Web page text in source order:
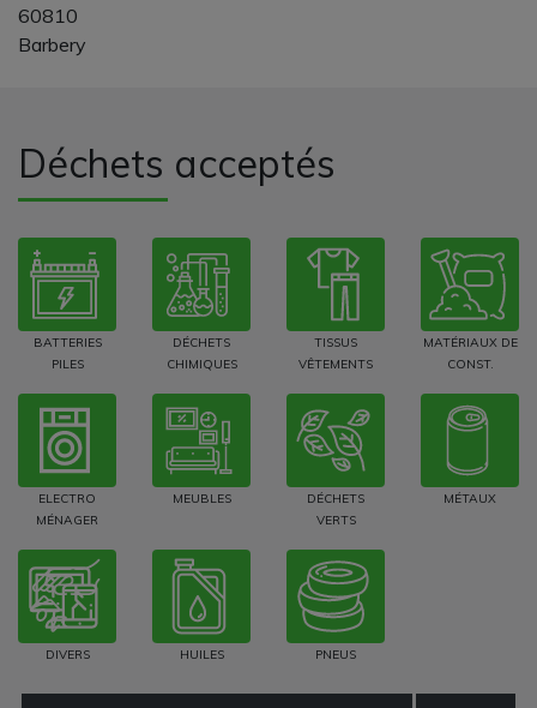
60810
Barbery
Déchets acceptés
BATTERIES
PILES
DÉCHETS
CHIMIQUES
TISSUS
VÊTEMENTS
MATÉRIAUX DE
CONST.
ELECTRO
MÉNAGER
MEUBLES
DÉCHETS
VERTS
MÉTAUX
DIVERS HUILES PNEUS